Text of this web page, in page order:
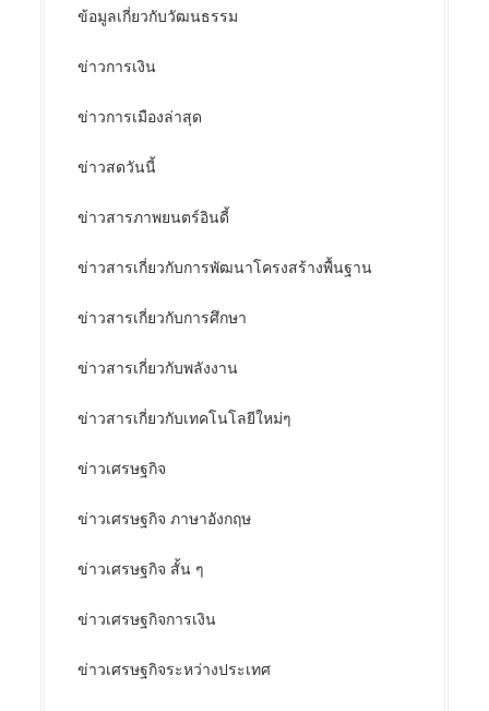
ข้อมูลเกี่ยวกับวัฒนธรรม
ข่าวการเงิน
ข่าวการเมืองล่าสุด
ข่าวสดวันนี้
ข่าวสารภาพยนตร์อินดี้
ข่าวสารเกี่ยวกับการพัฒนาโครงสร้างพื้นฐาน
ข่าวสารเกี่ยวกับการศึกษา
ข่าวสารเกี่ยวกับพลังงาน
ข่าวสารเกี่ยวกับเทคโนโลยีใหม่ๆ
ข่าวเศรษฐกิจ
ข่าวเศรษฐกิจ ภาษาอังกฤษ
ข่าวเศรษฐกิจ สั้น ๆ
ข่าวเศรษฐกิจการเงิน
ข่าวเศรษฐกิจระหว่างประเทศ